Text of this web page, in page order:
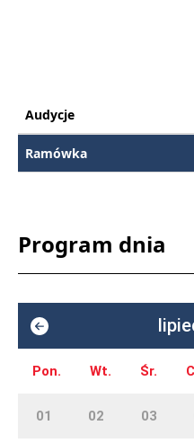
Audycje
Ramówka
Program dnia
Pon. Wt. Śr.
01 02 03